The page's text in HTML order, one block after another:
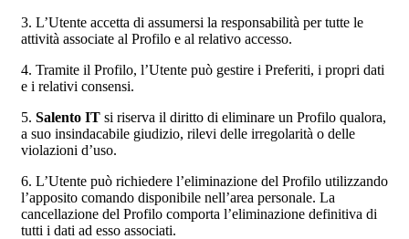
3. L’Utente accetta di assumersi la responsabilità per tutte le
attività associate al Profilo e al relativo accesso.
4. Tramite il Profilo, l’Utente può gestire i Preferiti, i propri dati
e i relativi consensi.
5. Salento IT si riserva il diritto di eliminare un Profilo qualora,
a suo insindacabile giudizio, rilevi delle irregolarità o delle
violazioni d’uso.
6. L’Utente può richiedere l’eliminazione del Profilo utilizzando
l’apposito comando disponibile nell’area personale. La
cancellazione del Profilo comporta l’eliminazione definitiva di
tutti i dati ad esso associati.